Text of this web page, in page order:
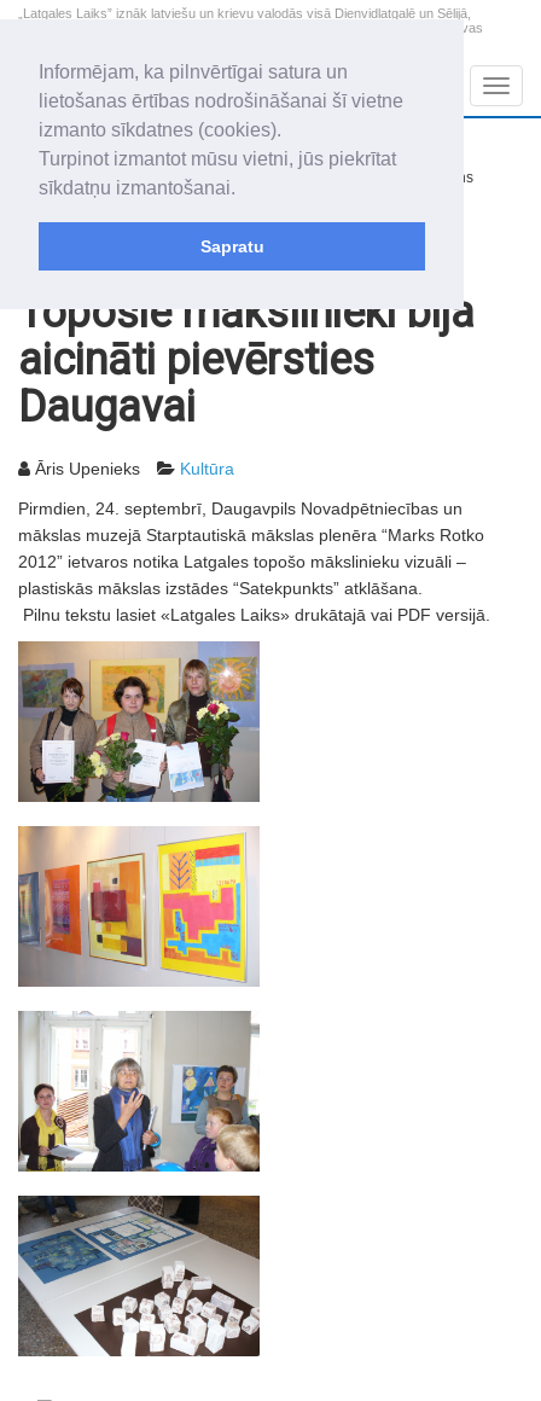
Informējam, ka pilnvērtīgai satura un
lietošanas ērtības nodrošināšanai šī vietne
izmanto sīkdatnes (cookies).
Turpinot izmantot mūsu vietni, jūs piekrītat
sīkdatņu izmantošanai.
Sapratu
„Latgales Laiks” iznāk latviešu un krievu valodās visā Dienvidlatgalē un Sēlijā,
„Latgales Laiks” latviešu valodā aptver Daugavpils valstspilsētu, Augšdaugavas
2026. gada 7. augusts
Piektdiena
Alfrēds, Fredis, Madars
+17.5
nedaudz mākoņains
Topošie mākslinieki bija
aicināti pievērsties
Daugavai
Āris Upenieks Kultūra
Pirmdien, 24. septembrī, Daugavpils Novadpētniecības un
mākslas muzejā Starptautiskā mākslas plenēra “Marks Rotko
2012” ietvaros notika Latgales topošo mākslinieku vizuāli –
plastiskās mākslas izstādes “Satekpunkts” atklāšana.
Pilnu tekstu lasiet «Latgales Laiks» drukātajā vai PDF versijā.